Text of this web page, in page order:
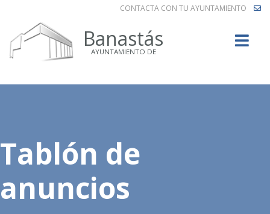
CONTACTA CON TU AYUNTAMIENTO
Banastás
AYUNTAMIENTO DE
Tablón de
anuncios